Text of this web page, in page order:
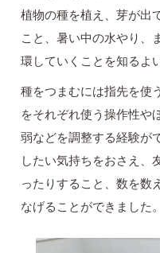
植物の種を植え、芽が出
こと、暑い中の水やり、
環していくことを知るよ
種をつまむには指先を使
をそれぞれ使う操作性や
弱などを調整する経験が
したい気持ちをおさえ、
ったりすること、数を数
なげることができました。